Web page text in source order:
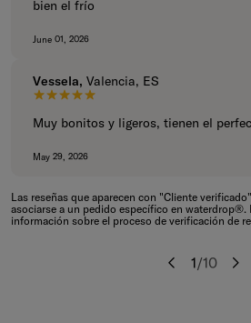
bien el frío
June 01, 2026
Vessela, Valencia, ES
5 de 5 estrellas.
Muy bonitos y ligeros, tienen el
May 29, 2026
Las reseñas que aparecen con "Cliente
asociarse a un pedido específico en waterdrop®.
información sobre el proceso de verificación de
Anterior
1/10